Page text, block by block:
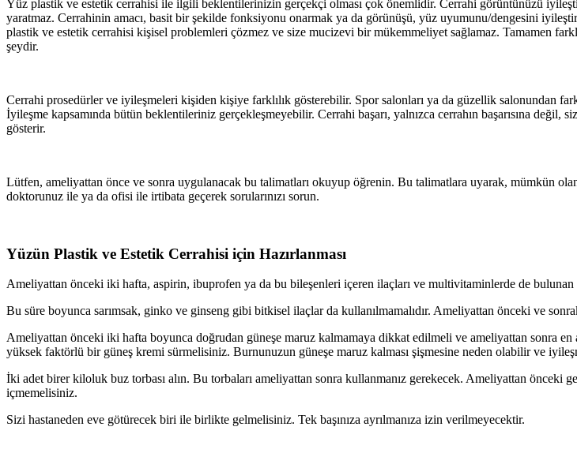
Yüz plastik ve estetik cerrahisi ile ilgili beklentilerinizin gerçekçi olması çok önemlidir. Cerrahi görüntünüzü
yaratmaz. Cerrahinin amacı, basit bir şekilde fonksiyonu onarmak ya da görünüşü, yüz uyumunu/dengesini
plastik ve estetik cerrahisi kişisel problemleri çözmez ve size mucizevi bir mükemmeliyet sağlamaz. Tamamen
şeydir.
Cerrahi prosedürler ve iyileşmeleri kişiden kişiye farklılık gösterebilir. Spor salonları ya da güzellik salonundan
İyileşme kapsamında bütün beklentileriniz gerçekleşmeyebilir. Cerrahi başarı, yalnızca cerrahın başarısına değil,
gösterir.
Lütfen, ameliyattan önce ve sonra uygulanacak bu talimatları okuyup öğrenin. Bu talimatlara uyarak, mümkün
doktorunuz ile ya da ofisi ile irtibata geçerek sorularınızı sorun.
Yüzün Plastik ve Estetik Cerrahisi için Hazırlanması
Ameliyattan önceki iki hafta, aspirin, ibuprofen ya da bu bileşenleri içeren ilaçları ve multivitaminlerde de
Bu süre boyunca sarımsak, ginko ve ginseng gibi bitkisel ilaçlar da kullanılmamalıdır. Ameliyattan önceki ve
Ameliyattan önceki iki hafta boyunca doğrudan güneşe maruz kalmamaya dikkat edilmeli ve ameliyattan sonra en
yüksek faktörlü bir güneş kremi sürmelisiniz. Burnunuzun güneşe maruz kalması şişmesine neden olabilir ve
İki adet birer kiloluk buz torbası alın. Bu torbaları ameliyattan sonra kullanmanız gerekecek. Ameliyattan önceki
içmemelisiniz.
Sizi hastaneden eve götürecek biri ile birlikte gelmelisiniz. Tek başınıza ayrılmanıza izin verilmeyecektir.